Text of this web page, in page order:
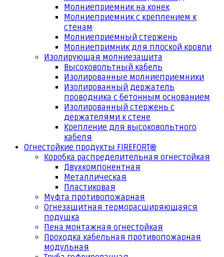
Молниеприемник на конек
Молниеприемник с креплением к
стенам
Молниеприемный стержень
Молниепримник для плоской кровли
Изолирующая молниезащита
Высоковольтный кабель
Изолированные молниеприемники
Изолированный держатель
проводника с бетонным основанием
Изолированный стержень с
держателями к стене
Крепление для высоковольтного
кабеля
Огнестойкие продукты FIREFORT®
Коробка распределительная огнестойкая
Двухкомпонентная
Металлическая
Пластиковая
Муфта противопожарная
Огнезащитная терморасширяющаяся
подушка
Пена монтажная огнестойкая
Проходка кабельная противопожарная
модульная